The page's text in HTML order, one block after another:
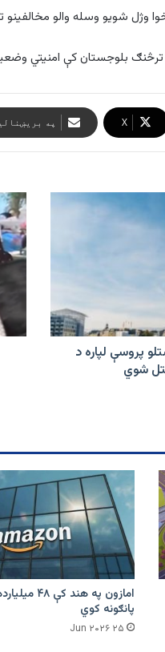
وژل شویو وسله والو
ترڅنګ بلوجستان کې امنیتي
X په
پروسې لپاره د
شوي
د
ژوند
او
ښو
شوي
امازون په هند کې
پانګونه کوي
۲۵ Jun ۲۰۲۶